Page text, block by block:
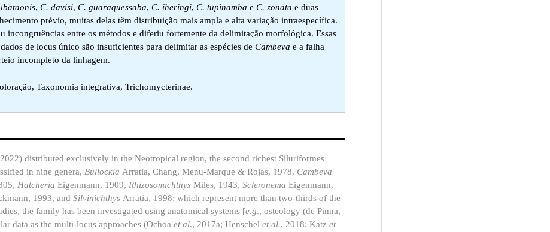
, C. davisi, C. guaraquessaba, C. iheringi, C. tupinamba e C. zonata e duas
prévio, muitas delas têm distribuição mais ampla e alta variação intraespecífica.
incongruências entre os métodos e diferiu fortemente da delimitação morfológica. Essas
de locus único são insuficientes para delimitar as espécies de Cambeva e a falha
incompleto da linhagem.
Taxonomia integrativa, Trichomycterinae.
distributed exclusively in the Neotropical region, the second richest Siluriformes
in nine genera, Bullockia Arratia, Chang, Menu-Marque & Rojas, 1978, Cambeva
Hatcheria Eigenmann, 1909, Rhizosomichthys Miles, 1943, Scleronema Eigenmann,
1993, and Silvinichthys Arratia, 1998; which represent more than two-thirds of the
the family has been investigated using anatomical systems [e.g., osteology (de Pinna,
data as the multi-locus approaches (Ochoa et al., 2017a; Henschel et al., 2018; Katz et